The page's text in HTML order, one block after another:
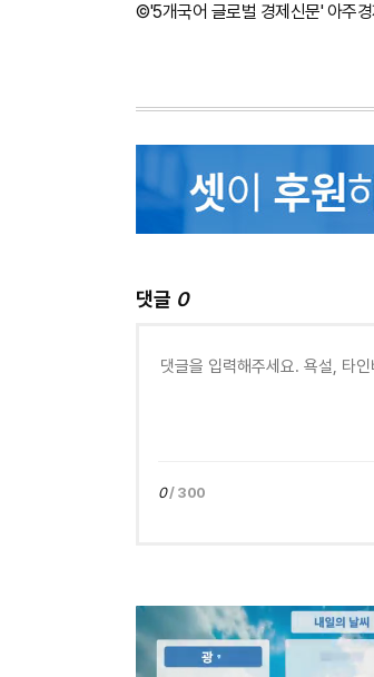
©'5개국어 글로벌 경제신문' 아주경
댓글 0
0/ 300